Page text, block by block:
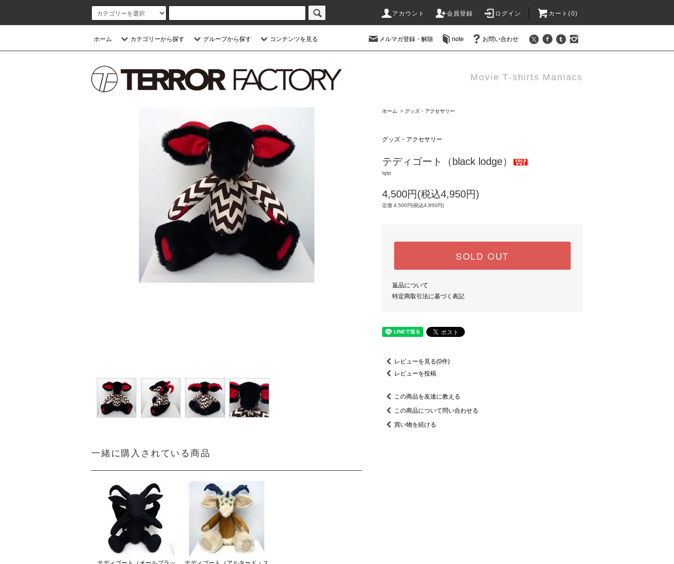
アカウント 会員登録 ログイン カート(0)
ホーム カテゴリーから探す グループから探す コンテンツを見る メルマガ登録・解除 note お問い合わせ
Movie T-shirts Maniacs
一緒に購入されている商品
ホーム > グッズ・アクセサリー
グッズ・アクセサリー
テディゴート（black lodge）
tgtp
4,500円(税込4,950円)
定価 4,500円(税込4,950円)
SOLD OUT
返品について
特定商取引法に基づく表記
レビューを見る(0件)
レビューを投稿
この商品を友達に教える
この商品について問い合わせる
買い物を続ける